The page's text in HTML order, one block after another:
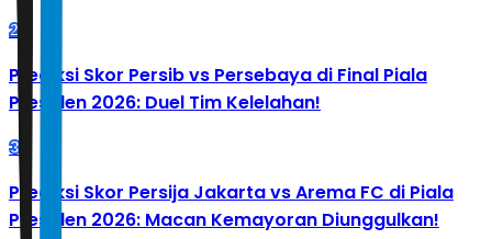
2
Prediksi Skor Persib vs Persebaya di Final Piala
Presiden 2026: Duel Tim Kelelahan!
3
Prediksi Skor Persija Jakarta vs Arema FC di Piala
Presiden 2026: Macan Kemayoran Diunggulkan!